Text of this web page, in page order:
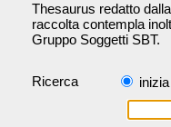
Thesaurus redatto
raccolta contempla
Gruppo Soggetti SBT.
Ricerca